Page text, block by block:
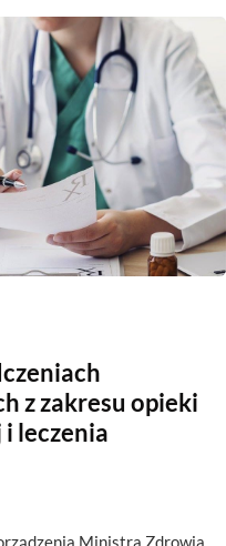
z zakresu opieki
leczenia
Ministra Zdrowia